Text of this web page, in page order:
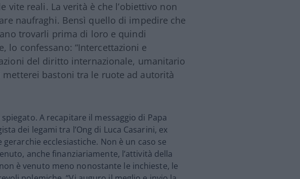
vite reali. La verità è che l’obiettivo non
naufraghi. Bensì quello di impedire che
trovarli prima di loro e quindi
lo confessano: “Intercettazioni e
del diritto internazionale, umanitario
bastoni tra le ruote ad autorità
A recapitare il messaggio di Papa
dei legami tra l’Ong di Luca Casarini, ex
gerarchie ecclesiastiche. Non è un caso se
anche finanziariamente, l’attività della
è venuto meno nonostante le inchieste, le